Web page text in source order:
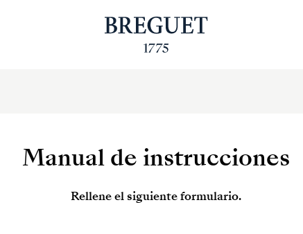
Manual de instrucciones
Rellene el siguiente formulario.